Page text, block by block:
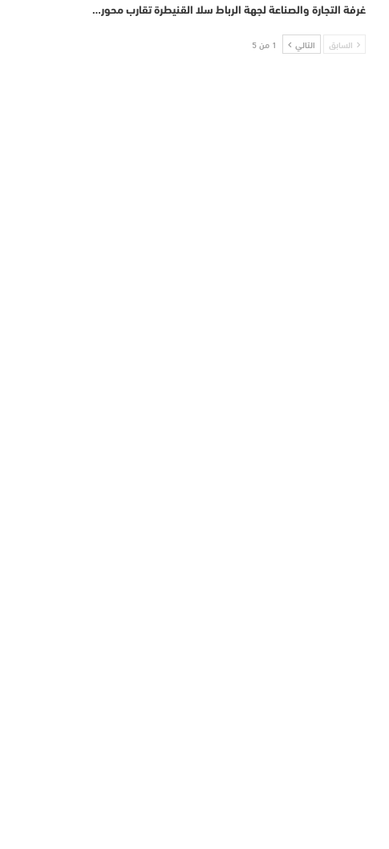
غرفة التجارة والصناعة لجهة الرباط سلا القنيطرة تقارب محور…
السابق التالي 1 من 5